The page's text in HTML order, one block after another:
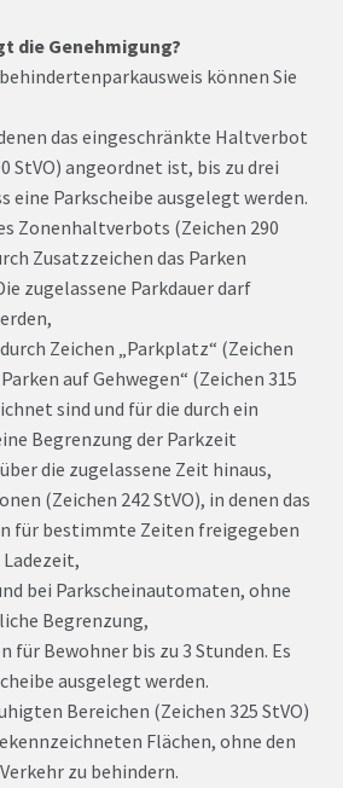
die Genehmigung?
können Sie
das eingeschränkte Haltverbot
StVO) angeordnet ist, bis zu drei
eine Parkscheibe ausgelegt werden.
Zonenhaltverbots (Zeichen 290
Zusatzzeichen das Parken
zugelassene Parkdauer darf
Zeichen „Parkplatz“ (Zeichen
auf Gehwegen“ (Zeichen 315
sind und für die durch ein
Begrenzung der Parkzeit
die zugelassene Zeit hinaus,
(Zeichen 242 StVO), in denen das
für bestimmte Zeiten freigegeben
bei Parkscheinautomaten, ohne
Begrenzung,
für Bewohner bis zu 3 Stunden. Es
ausgelegt werden.
Bereichen (Zeichen 325 StVO)
Flächen, ohne den
zu behindern.